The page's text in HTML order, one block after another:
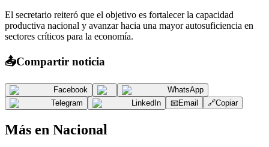
El secretario reiteró que el objetivo es fortalecer la capacidad
productiva nacional y avanzar hacia una mayor autosuficiencia en
sectores críticos para la economía.
📤Compartir noticia
Facebook
WhatsApp
Telegram
LinkedIn 📧Email 🔗Copiar
Más en Nacional